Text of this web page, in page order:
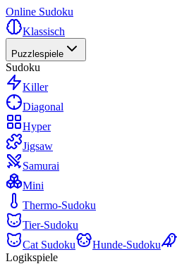
Online Sudoku
Klassisch
Puzzlespiele
Sudoku
Killer
Diagonal
Hyper
Jigsaw
Samurai
Mini
Thermo-Sudoku
Tier-Sudoku
Cat Sudoku
Hunde-Sudoku
Logikspiele